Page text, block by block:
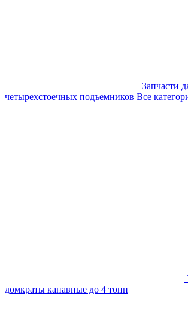
Запчасти
четырехстоечных подъемников Все
домкраты канавные до 4 тонн